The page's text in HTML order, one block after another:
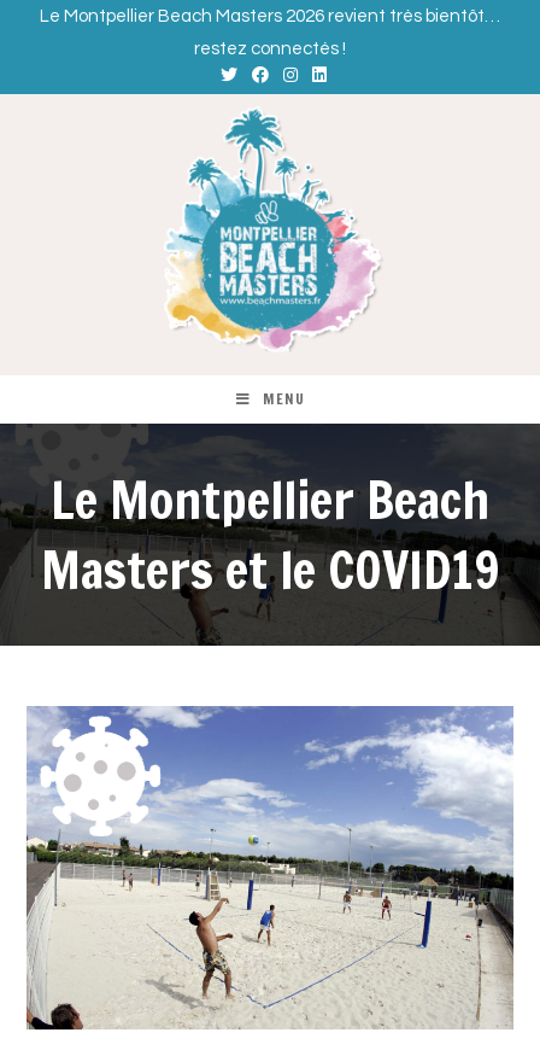
Le Montpellier Beach Masters 2026 revient très bientôt…
restez connectés !
MENU
Le Montpellier Beach
Masters et le COVID19